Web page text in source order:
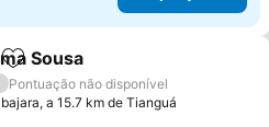
Adicionar aos favoritos
Sousa
Pontuação não disponível
a 15.7 km de Tianguá